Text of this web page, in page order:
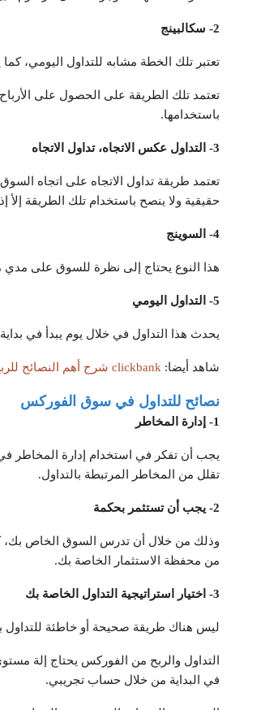
2- سكالبينج
تعتبر تلك الخطة مشابه للتداول اليومي،
تعتمد تلك الطريقة على الحصول على
باستخدامها.
3- التداول عكس الاتجاه، تداول الاتجاه
تعتمد طريقة تداول الاتجاه على اتجاه
حقيقية ولا ينصح باستخدام تلك الطريقة إلأ
4- السوينج
هذا النوع يحتاج إلى نظرة للسوق على
5- التداول اليومي
يحدث هذا التداول في خلال يوم يبدأ في
شاهد أيضا: clickbank شرح أهم النصائح للربح من الانترنت
نصائح للتداول في سوق الفوركس
1- إدارة المخاطر
يجب أن تفكر في استخدام إدارة المخاطر
تقلل من المخاطر المرتبطة بالتداول.
2- يجب أن تستثمر بحكمة
من محفظة الاستثمار الخاصة بك.
3- اختيار استراتيجية التداول الخاصة بك
ليس هناك طريقة صحيحة أو خاطئة للتداول
التداول والربح من الفوركس يحتاج إلة
في البداية من خلال حساب تجريبي.